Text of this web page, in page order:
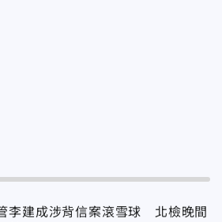
李建成涉背信案滾雪球 北檢晚間